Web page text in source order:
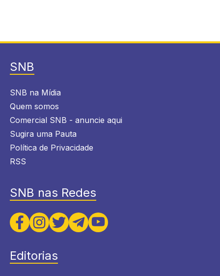
SNB
SNB na Mídia
Quem somos
Comercial SNB - anuncie aqui
Sugira uma Pauta
Política de Privacidade
RSS
SNB nas Redes
Editorias